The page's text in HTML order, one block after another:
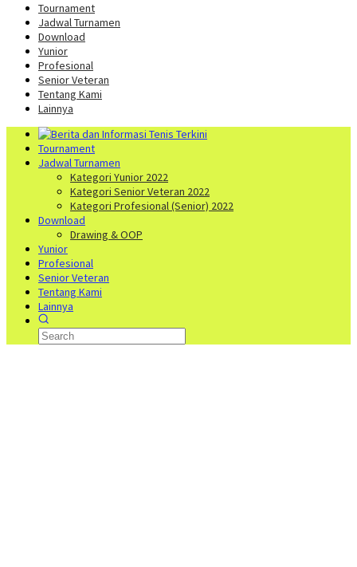
Tournament
Jadwal Turnamen
Download
Yunior
Profesional
Senior Veteran
Tentang Kami
Lainnya
Tournament
Jadwal Turnamen
Kategori Yunior 2022
Kategori Senior Veteran 2022
Kategori Profesional (Senior) 2022
Download
Drawing & OOP
Yunior
Profesional
Senior Veteran
Tentang Kami
Lainnya